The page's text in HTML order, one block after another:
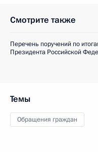
Смотрите также
Перечень поручений по
Президента Российской
Темы
Обращения граждан